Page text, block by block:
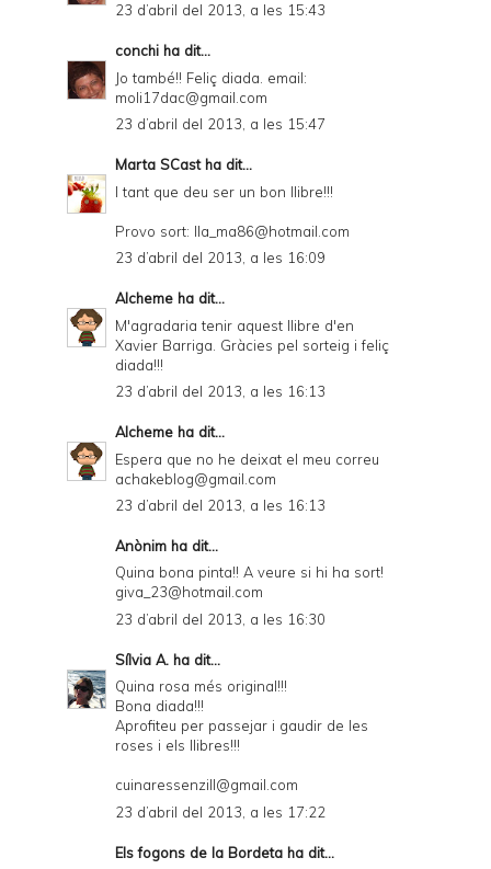
23 d’abril del 2013, a les 15:43
conchi ha dit...
Jo també!! Feliç diada. email:
moli17dac@gmail.com
23 d’abril del 2013, a les 15:47
Marta SCastha dit...
I tant que deu ser un bon llibre!!!
Provo sort: lla_ma86@hotmail.com
23 d’abril del 2013, a les 16:09
Alcheme ha dit...
M'agradaria tenir aquest llibre d'en
Xavier Barriga. Gràcies pel sorteig i feliç
diada!!!
23 d’abril del 2013, a les 16:13
Alcheme ha dit...
Espera que no he deixat el meu correu
achakeblog@gmail.com
23 d’abril del 2013, a les 16:13
Anònim ha dit...
Quina bona pinta!! A veure si hi ha sort!
giva_23@hotmail.com
23 d’abril del 2013, a les 16:30
Sílvia A. ha dit...
Quina rosa més original!!!
Bona diada!!!
Aprofiteu per passejar i gaudir de les
roses i els llibres!!!
cuinaressenzill@gmail.com
23 d’abril del 2013, a les 17:22
Els fogons de la Bordeta ha dit...